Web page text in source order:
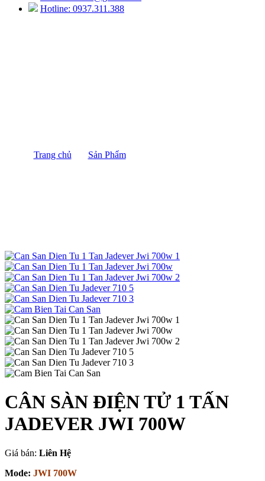
Hotline: 0937.311.388
Trang chủ Sản Phẩm/
CÂN SÀN ĐIỆN TỬ 1 TẤN
JADEVER JWI 700W
Giá bán: Liên Hệ
Mode: JWI 700W